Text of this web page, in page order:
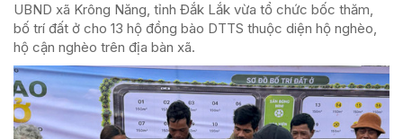
UBND xã Krông Năng, tỉnh Đắk Lắk vừa tổ chức bốc thăm,
bố trí đất ở cho 13 hộ đồng bào DTTS thuộc diện hộ nghèo,
hộ cận nghèo trên địa bàn xã.